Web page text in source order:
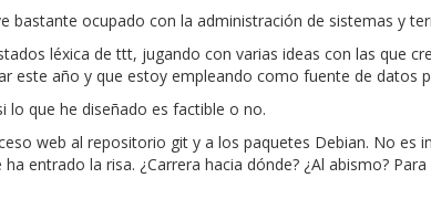
ocupado con la administración de sistemas y
léxica de ttt, jugando con varias ideas con las que
este año y que estoy empleando como fuente de datos
que he diseñado es factible o no.
web al repositorio git y a los paquetes Debian. No es
entrado la risa. ¿Carrera hacia dónde? ¿Al abismo?